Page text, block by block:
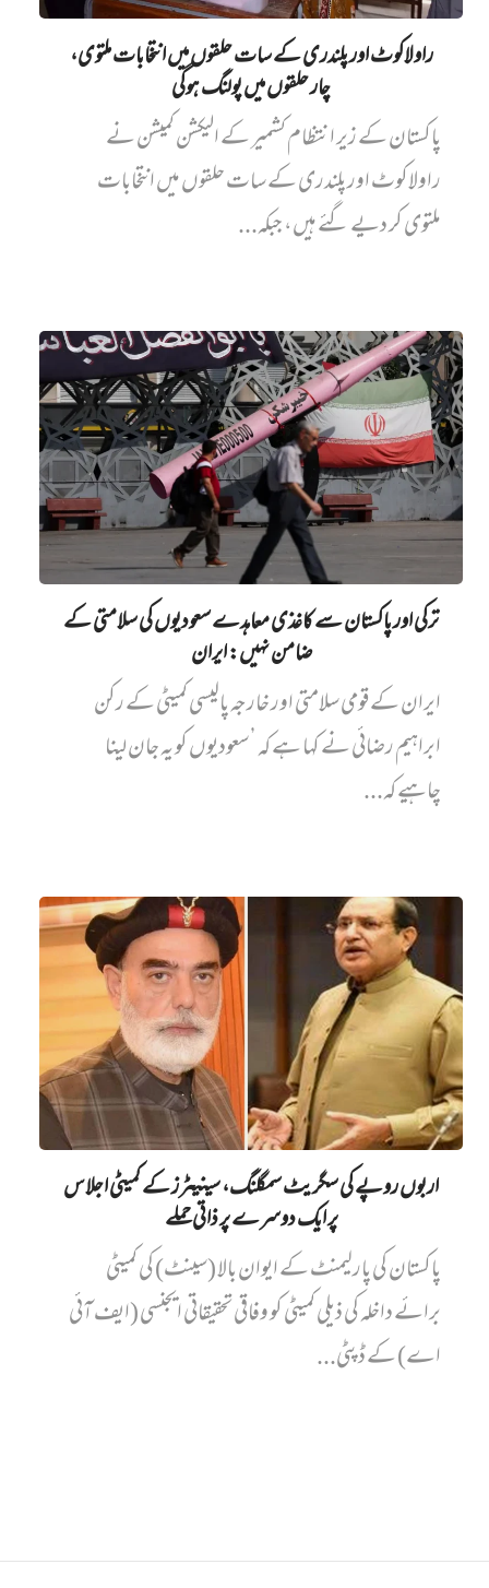
راولاکوٹ اور پلندری کے سات حلقوں میں انتخابات ملتوی،
چار حلقوں میں پولنگ ہوگی
پاکستان کے زیر انتظام کشمیر کے الیکشن کمیشن نے
راولاکوٹ اور پلندری کے سات حلقوں میں انتخابات
ملتوی کر دیے گئے ہیں، جبکہ...
ترکی اور پاکستان سے کاغذی معاہدے سعودیوں کی سلامتی کے
ضامن نہیں‌: ایران
ایران کے قومی سلامتی اور خارجہ پالیسی کمیٹی کے رکن
ابراہیم رضائی نے کہا ہے کہ ’سعودیوں کو یہ جان لینا
چاہیے کہ...
اربوں روپے کی سگریٹ سمگلنگ، سینیٹرز کے کمیٹی اجلاس
پر ایک دوسرے پر ذاتی حملے
پاکستان کی پارلیمنٹ کے ایوان بالا (سینٹ) کی کمیٹی
برائے داخلہ کی ذیلی کمیٹی کو وفاقی تحقیقاتی ایجنسی (ایف آئی
اے) کے ڈپٹی...